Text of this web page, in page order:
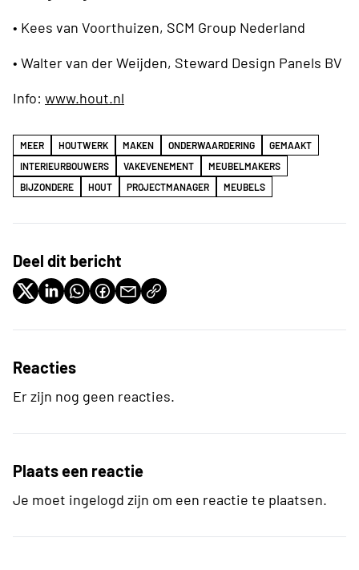
• Kees van Voorthuizen, SCM Group Nederland
• Walter van der Weijden, Steward Design Panels BV
Info: www.hout.nl
MEER HOUTWERK MAKEN ONDERWAARDERING
GEMAAKT
INTERIEURBOUWERS
VAKEVENEMENT
MEUBELMAKERS
BIJZONDERE
HOUT PROJECTMANAGER MEUBELS
Deel dit bericht
Reacties
Er zijn nog geen reacties.
Plaats een reactie
Je moet ingelogd zijn om een reactie te plaatsen.